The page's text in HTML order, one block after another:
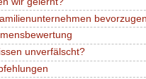
unverfälscht?